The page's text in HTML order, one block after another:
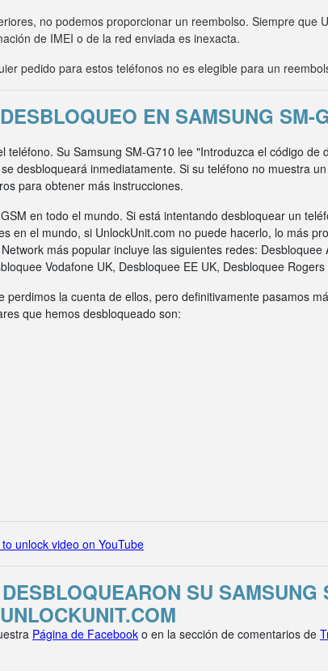
no podemos proporcionar un reembolso. Siempre que
de IMEI o de la red enviada es inexacta.
pedido para estos teléfonos no es elegible para un
EN SAMSUNG SM-
Su Samsung SM-G710 lee "Introduzca el código de
desbloqueará inmediatamente. Si su teléfono no muestra
para obtener más instrucciones.
en todo el mundo. Si está intentando desbloquear un
en el mundo, si UnlockUnit.com no puede hacerlo, lo más
más popular incluye las siguientes redes: Desbloquee
Vodafone UK, Desbloquee EE UK, Desbloquee
la cuenta de ellos, pero definitivamente pasamos
que hemos desbloqueado son:
unlock video on YouTube
SU SAMSUNG
Página de Facebook o en la sección de comentarios de